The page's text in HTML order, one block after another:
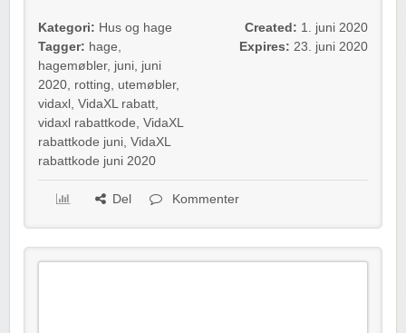
Kategori: Hus og hage
Tagger: hage,
hagemøbler, juni, juni
2020, rotting, utemøbler,
vidaxl , VidaXL rabatt,
vidaxl rabattkode, VidaXL
rabattkode juni, VidaXL
rabattkode juni 2020
Created: 1. juni 2020
Expires: 23. juni 2020
Del Kommenter